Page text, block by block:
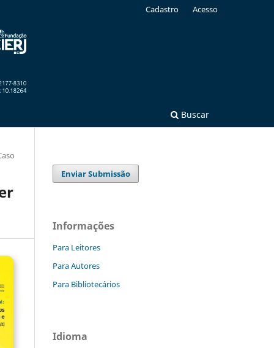
Buscar
Cadastro Acesso
Enviar Submissão
Informações
Para Leitores
Para Autores
Para Bibliotecários
Idioma